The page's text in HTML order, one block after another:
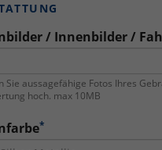
/ Innenbilder /
Sie aussagefähige Fotos Ihres
hoch. max 10MB
*